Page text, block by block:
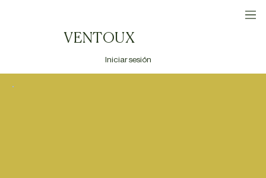
VENTOUX
Iniciar sesión